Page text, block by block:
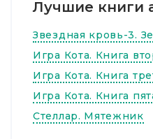
Лучшие книги
Звездная кровь-3.
Игра Кота. Книга
Игра Кота. Книга
Игра Кота. Книга
Стеллар. Мятежник